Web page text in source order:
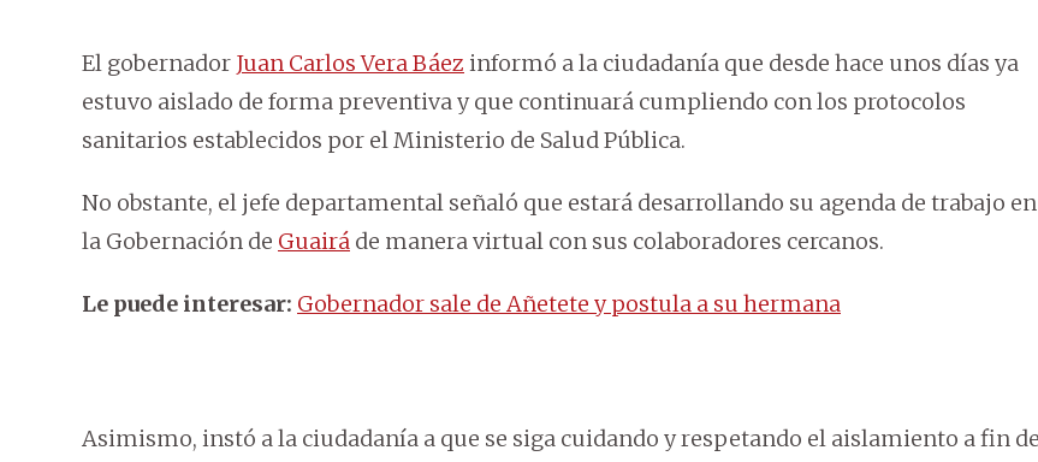
El gobernador Juan Carlos Vera Báez informó a la ciudadanía que desde hace unos días ya
estuvo aislado de forma preventiva y que continuará cumpliendo con los protocolos
sanitarios establecidos por el Ministerio de Salud Pública.
No obstante, el jefe departamental señaló que estará desarrollando su agenda de trabajo en
la Gobernación de Guairá de manera virtual con sus colaboradores cercanos.
Le puede interesar: Gobernador sale de Añetete y postula a su hermana
Asimismo, instó a la ciudadanía a que se siga cuidando y respetando el aislamiento a fin de